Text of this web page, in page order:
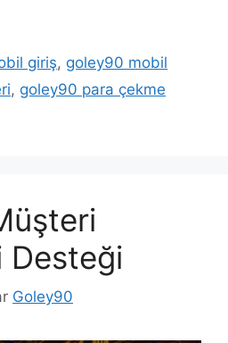
giriş, goley90 mobil
, goley90 para çekme
Desteği
Goley90